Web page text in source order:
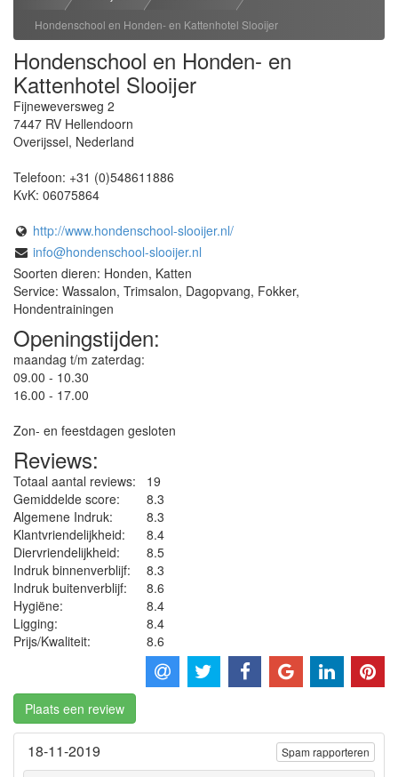
Hondenschool en Honden- en Kattenhotel Slooijer
Hondenschool en Honden- en
Kattenhotel Slooijer
Fijneweversweg 2
7447 RV Hellendoorn
Overijssel, Nederland
Telefoon: +31 (0)548611886
KvK: 06075864
http://www.hondenschool-slooijer.nl/
info@hondenschool-slooijer.nl
Soorten dieren: Honden, Katten
Service: Wassalon, Trimsalon, Dagopvang, Fokker,
Hondentrainingen
Openingstijden:
maandag t/m zaterdag:
09.00 - 10.30
16.00 - 17.00
Zon- en feestdagen gesloten
Reviews:
Totaal aantal reviews:
19
Gemiddelde score:
8.3
Algemene Indruk:
8.3
Klantvriendelijkheid:
8.4
Diervriendelijkheid:
8.5
Indruk binnenverblijf:
8.3
Indruk buitenverblijf:
8.6
Hygiëne‎:
8.4
Ligging:
8.4
Prijs/Kwaliteit:
8.6
Plaats een review
18-11-2019 Spam rapporteren